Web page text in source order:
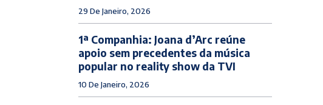
29 De Janeiro, 2026
1ª Companhia: Joana d’Arc reúne
apoio sem precedentes da música
popular no reality show da TVI
10 De Janeiro, 2026